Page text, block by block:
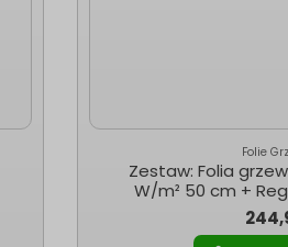
Folie
Zestaw: Folia
W/m² 50 cm +